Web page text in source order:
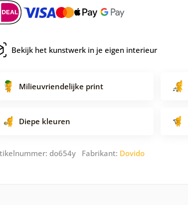
Bekijk het kunstwerk in je eigen interieur
Milieuvriendelijke print
Diepe kleuren
do654y Fabrikant: Dovido